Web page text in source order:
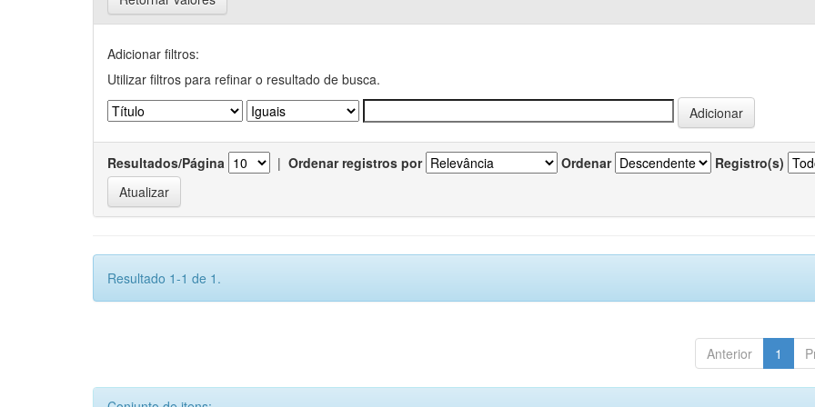
Adicionar filtros:
Utilizar filtros para refinar o resultado de busca.
Resultados/Página | Ordenar registros por Ordenar Registro(s)
Resultado 1-1 de 1.
Anterior 1